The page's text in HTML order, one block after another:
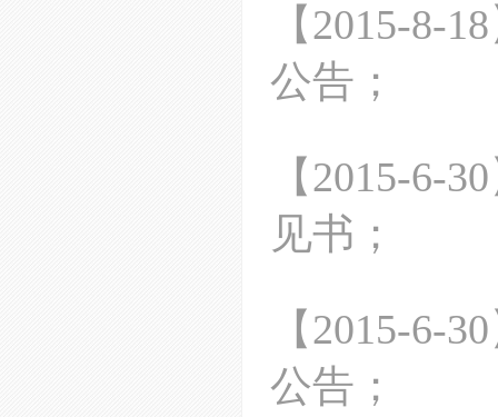
【2015-8-18
公告；
【2015-6-30
见书；
【2015-6-30
公告；